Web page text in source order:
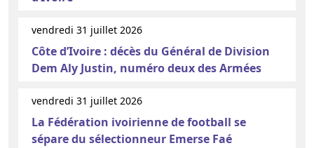
vendredi 31 juillet 2026
Côte d’Ivoire : décès du Général de Division
Dem Aly Justin, numéro deux des Armées
vendredi 31 juillet 2026
La Fédération ivoirienne de football se
sépare du sélectionneur Emerse Faé